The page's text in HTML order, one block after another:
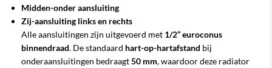
Midden-onder aansluiting
Zij-aansluiting links en rechts
Alle aansluitingen zijn uitgevoerd met 1/2” euroconus
binnendraad. De standaard hart-op-hartafstand bij
onderaansluitingen bedraagt50 mm, waardoor deze radiator